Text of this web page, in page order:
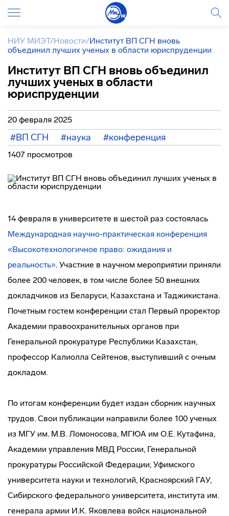
НИУ МИЭТ/Новости/Институт ВП СГН вновь
объединил лучших ученых в области юриспруденции
Институт ВП СГН вновь объединил
лучших ученых в области
юриспруденции
20 февраля 2025
#ВП СГН #наука #конференция
1407 просмотров
14 февраля в университете в шестой раз состоялась
Международная научно-практическая конференция
«Высокотехнологичное право: ожидания и
реальность». Участние в научном мероприятии приняли
более 200 человек, в том числе более 50 внешних
докладчиков из Беларуси, Казахстана и Таджикистана.
Почетным гостем конференции стал Первый проректор
Академии правоохранительных органов при
Генеральной прокуратуре Республики Казахстан,
профессор Калиолла Сейтенов, выступивший с очным
докладом.
По итогам конференции будет издан сборник научных
трудов. Свои публикации направили более 100 ученых
из МГУ им. М.В. Ломоносова, МГЮА им О.Е. Кутафина,
Академии управления МВД России, Генеральной
прокуратуры Российской Федерации, Уфимского
университета науки и технологий, Красноярский ГАУ,
Сибирского федерального университета, института им.
генерала армии И.К. Яковлева войск национальной